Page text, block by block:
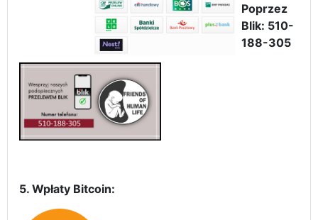
Poprzez
Blik: 510-
188-305
5. Wpłaty Bitcoin: